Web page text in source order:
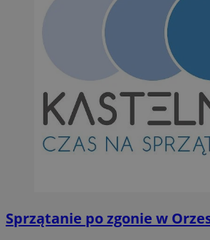
Sprzątanie po zgonie w